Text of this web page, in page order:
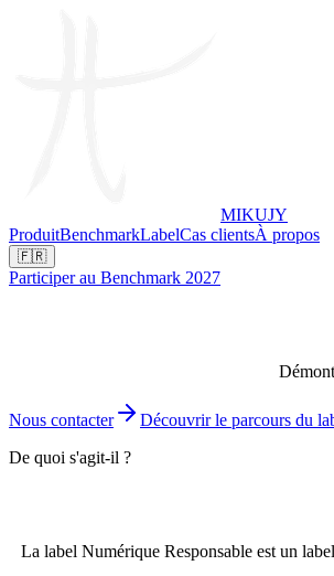
MIKUJY
ProduitBenchmarkLabelCas clientsÀ propos
🇫🇷
Participer au Benchmark 2027
Nous contacter
Découvrir le parcours du
De quoi s'agit-il ?
La label Numérique Responsable est un